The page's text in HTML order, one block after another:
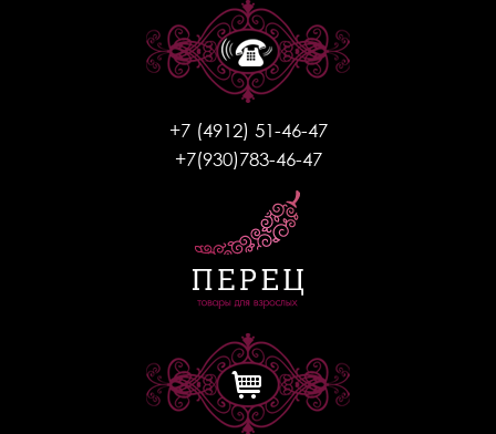
+7 (4912) 51-46-47
+7(930)783-46-47